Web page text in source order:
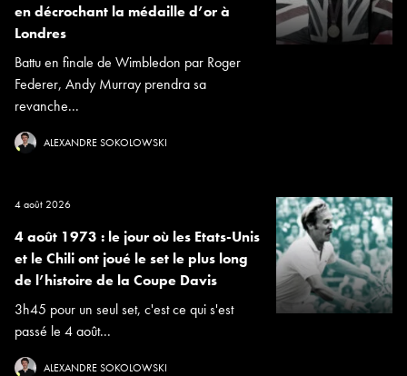
en décrochant la médaille d’or à
Londres
Battu en finale de Wimbledon par Roger
Federer, Andy Murray prendra sa
revanche...
ALEXANDRE SOKOLOWSKI
4 août 2026
4 août 1973 : le jour où les Etats-Unis
et le Chili ont joué le set le plus long
de l’histoire de la Coupe Davis
3h45 pour un seul set, c'est ce qui s'est
passé le 4 août...
ALEXANDRE SOKOLOWSKI